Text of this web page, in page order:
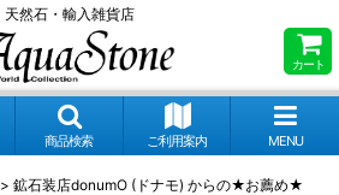
天然石・輸入雑貨店
カート
商品検索 ご利用案内 MENU
> 鉱石装店donumO (ドナモ) からの★お薦め★